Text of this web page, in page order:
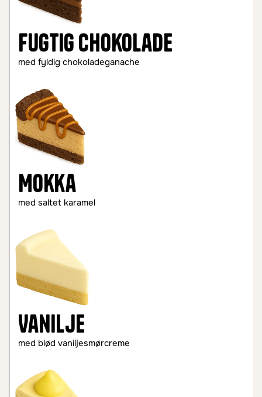
Fugtig chokolade
med fyldig chokoladeganache
Mokka
med saltet karamel
Vanilje
med blød vaniljesmørcreme